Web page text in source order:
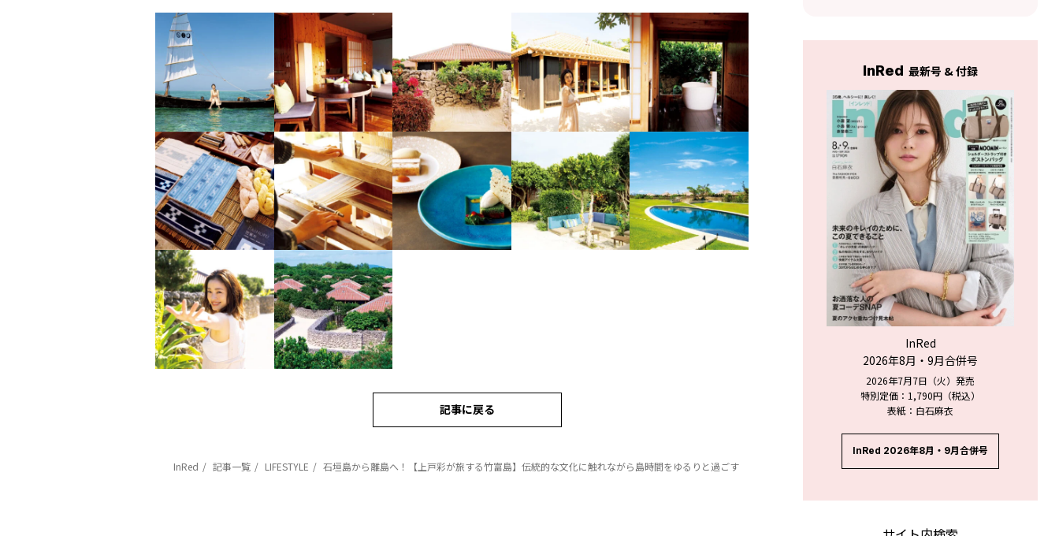
記事に戻る
InRed 記事一覧 LIFESTYLE 石垣島から離島へ！【上戸彩が旅する竹富島】伝統的な文化に触れながら島時間をゆるりと過ごす
InRed 最新号 & 付録
InRed
2026年8月・9月合併号
2026年7月7日（火）発売
特別定価：1,790円（税込）
表紙：白石麻衣
InRed 2026年8月・9月合併号